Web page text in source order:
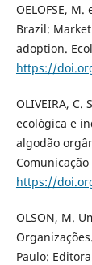
OELOFSE,
Brazil:
adoption.
https://
OLIVEIRA, C.
ecológica e
algodão
Comunicação
https://
OLSON, M.
Paulo: